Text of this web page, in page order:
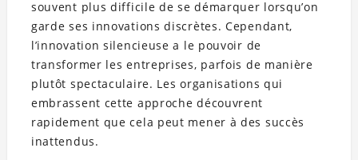
souvent plus difficile de se démarquer lorsqu’on
garde ses innovations discrètes. Cependant,
l’innovation silencieuse a le pouvoir de
transformer les entreprises, parfois de manière
plutôt spectaculaire. Les organisations qui
embrassent cette approche découvrent
rapidement que cela peut mener à des succès
inattendus.